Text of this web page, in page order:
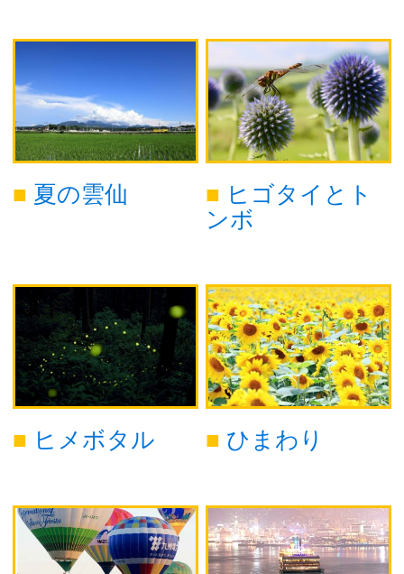
夏の雲仙
ヒゴタイとト
ンボ
ヒメボタル ひまわり